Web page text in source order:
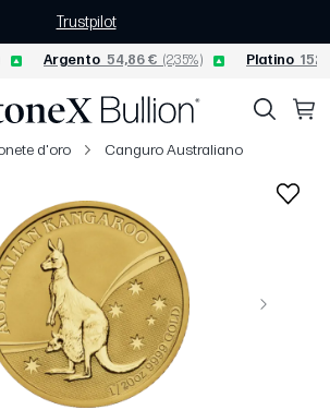
Trustpilot
Argento 54,86 € (2,35%) Platino
d'oro Canguro Australiano
Avanti